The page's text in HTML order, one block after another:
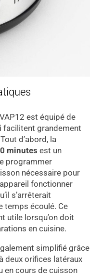
est équipé de
facilitent grandement
d’abord, la
minutes est un
programmer
nécessaire pour
fonctionner
s’arrêterait
temps écoulé. Ce
utile lorsqu’on doit
en cuisine.
simplifié grâce
deux orifices latéraux
en cours de cuisson